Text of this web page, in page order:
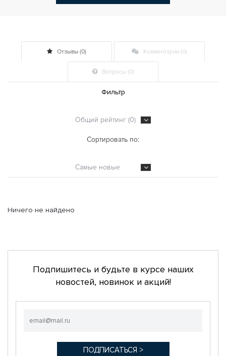
Отзывы (0) Комментарии (0)
Вопросы (0)
Фильтр
Общий рейтинг (0)
Сортировать по:
Самые новые
Ничего не найдено
Подпишитесь и будьте в курсе наших
новостей, новинок и акций!